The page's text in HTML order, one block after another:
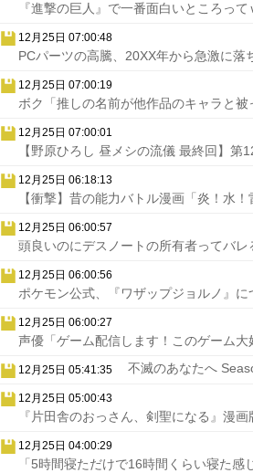
『進撃の巨人』で一番面白いところって
12月25日 07:00:48
PCパーツの高騰、20XX年から急激に落
12月25日 07:00:19
ボク「推しの名前が他作品のキャラと
12月25日 07:00:01
【野原ひろし 昼メシの流儀 最終回】第
12月25日 06:18:13
【衝撃】昔の能力バトル漫画「炎！水
12月25日 06:00:57
頭良いのにデスノートの所有者ってバレ
12月25日 06:00:56
ポケモン公式、『ワザップジョルノ』に
12月25日 06:00:27
声優「ゲーム配信します！このゲーム大
12月25日 05:41:35 不滅のあなたへ
12月25日 05:00:43
『片田舎のおっさん、剣聖になる』漫画
12月25日 04:00:29
「5時間寝ただけで16時間くらい寝た感